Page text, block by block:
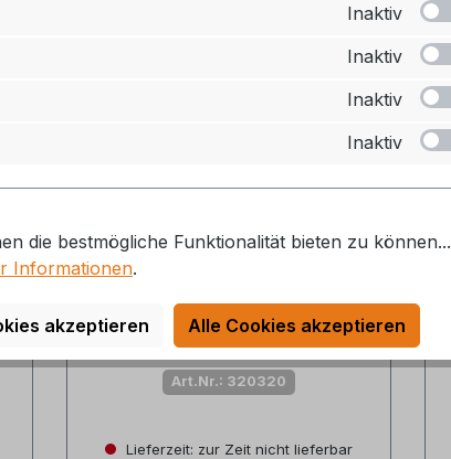
Bluecraft Piezozünder für
Hockerkocher
Art.Nr.: 320320
Lieferzeit: zur Zeit nicht lieferbar
Inaktiv
Inaktiv
Inaktiv
Inaktiv
die bestmögliche Funktionalität bieten zu können...
Informationen.
akzeptieren Alle Cookies akzeptieren